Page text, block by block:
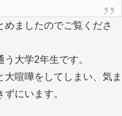
ましたのでご覧くださ
大学2年生です。
喧嘩をしてしまい、気ま
にいます。